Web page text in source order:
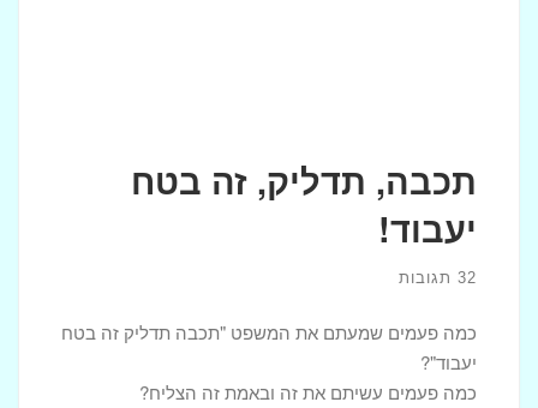
תכבה, תדליק, זה בטח
יעבוד!
32 תגובות
כמה פעמים שמעתם את המשפט "תכבה תדליק זה בטח
יעבוד"?
כמה פעמים עשיתם את זה ובאמת זה הצליח?